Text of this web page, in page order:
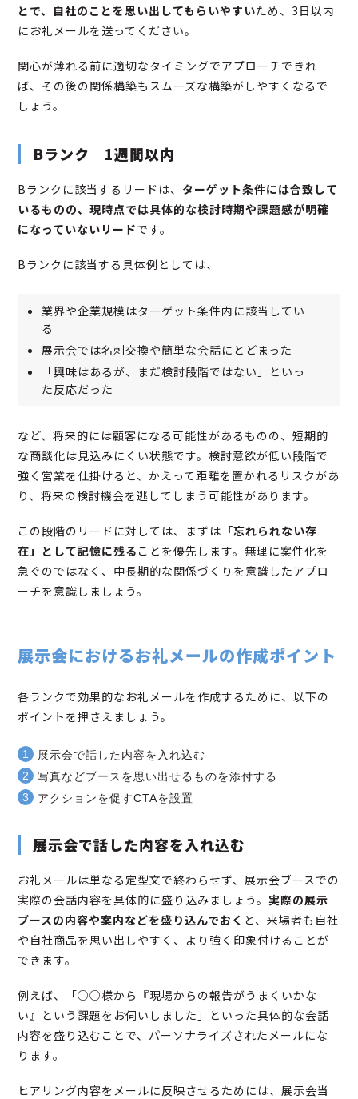
とで、自社のことを思い出してもらいやすいため、3日以内
にお礼メールを送ってください。
関心が薄れる前に適切なタイミングでアプローチできれ
ば、その後の関係構築もスムーズな構築がしやすくなるで
しょう。
Bランク｜1週間以内
Bランクに該当するリードは、 ターゲット条件には合致して
いるものの、現時点では具体的な検討時期や課題感が明確
になっていないリードです。
Bランクに該当する具体例としては、
業界や企業規模はターゲット条件内に該当してい
る
展示会では名刺交換や簡単な会話にとどまった
「興味はあるが、まだ検討段階ではない」といっ
た反応だった
など、将来的には顧客になる可能性があるものの、短期的
な商談化は見込みにくい状態です。検討意欲が低い段階で
強く営業を仕掛けると、かえって距離を置かれるリスクがあ
り、将来の検討機会を逃してしまう可能性があります。
この段階のリードに対しては、まずは 「忘れられない存
在」として記憶に残る ことを優先します。無理に案件化を
急ぐのではなく、中長期的な関係づくりを意識したアプロ
ーチを意識しましょう。
展示会におけるお礼メールの作成ポイント
各ランクで効果的なお礼メールを作成するために、以下の
ポイントを押さえましょう。
展示会で話した内容を入れ込む
写真などブースを思い出せるものを添付する
アクションを促すCTAを設置
展示会で話した内容を入れ込む
お礼メールは単なる定型文で終わらせず、展示会ブースでの
実際の会話内容を具体的に盛り込みましょう。実際の展示
ブースの内容や案内などを盛り込んでおく と、来場者も自社
や自社商品を思い出しやすく、より強く印象付けることが
できます。
例えば、「○○様から『現場からの報告がうまくいかな
い』という課題をお伺いしました」といった具体的な会話
内容を盛り込むことで、パーソナライズされたメールにな
ります。
ヒアリング内容をメールに反映させるためには、展示会当